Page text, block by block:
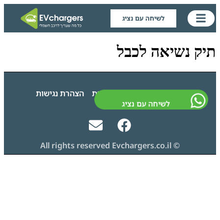
לשיחה עם נציג
תיק נשיאה לכבל
גילוי נאות מדיניות פרטיות הצהרת נגישות
© All rights reserved Evchargers.co.il
לשיחה עם נציג